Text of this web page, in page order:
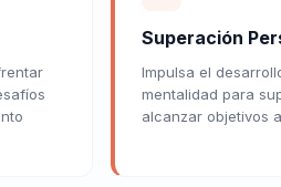
Superación
Impulsa el
mentalidad para
alcanzar objetivos